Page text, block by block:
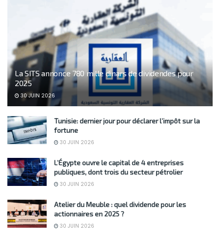
La SITS annonce 780 mille dinars de dividendes pour
2025
30 JUIN 2026
Tunisie: dernier jour pour déclarer l’impôt sur la
fortune
30 JUIN 2026
L’Égypte ouvre le capital de 4 entreprises
publiques, dont trois du secteur pétrolier
30 JUIN 2026
Atelier du Meuble : quel dividende pour les
actionnaires en 2025 ?
30 JUIN 2026